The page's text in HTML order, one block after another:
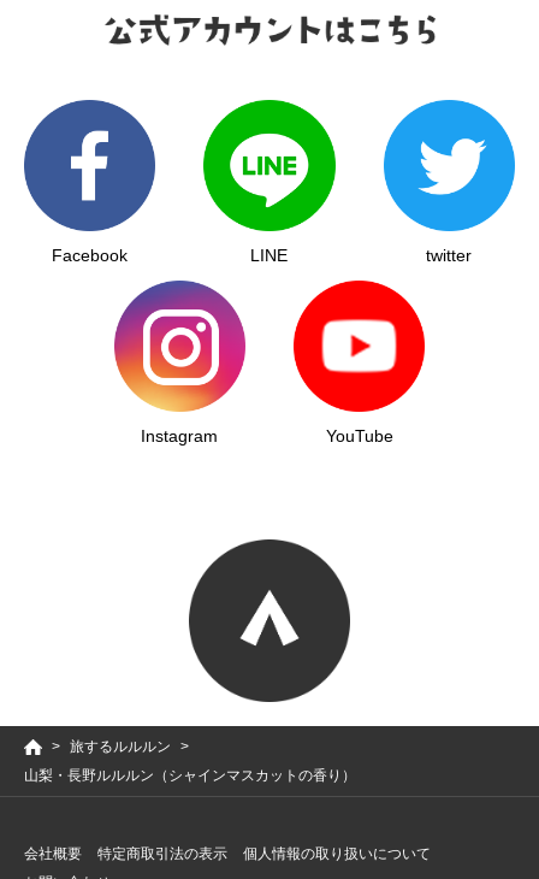
Facebook LINE twitter
Instagram YouTube
旅するルルルン
山梨・長野ルルルン（シャインマスカットの香り）
会社概要 特定商取引法の表示
個人情報の取り扱いについて